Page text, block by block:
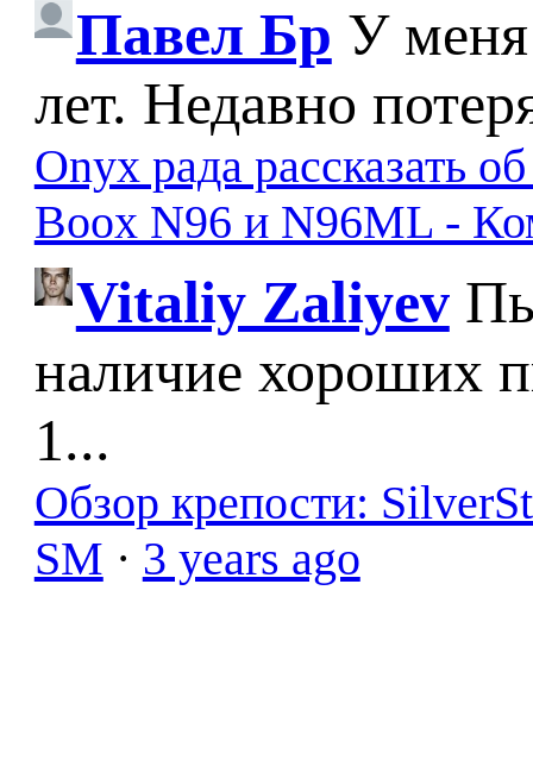
Павел Бр У меня
лет. Недавно
Onyx рада рассказать
Boox N96 и N96ML -
Vitaliy Zaliyev
наличие хороших
1...
Обзор крепости:
SM · 3 years ago